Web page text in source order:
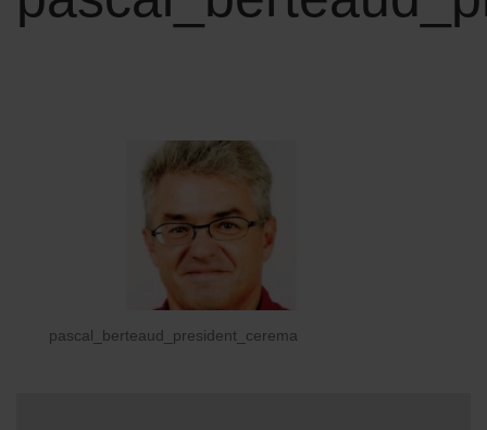
pascal_berteaud_president_cerema